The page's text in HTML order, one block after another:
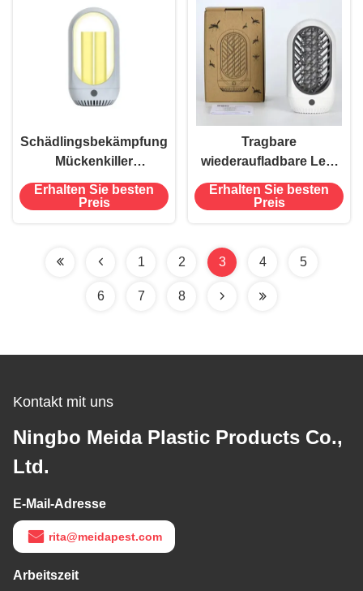
Schädlingsbekämpfung
Mückenkiller
Wiederaufladbarer UV-
Mückenkiller Zapper
Erhalten Sie besten
Preis
Tragbare
wiederaufladbare Led-
Lampen für die
Bekämpfung von
Erhalten Sie besten
Preis
1 2 3 4 5
6 7 8
Kontakt mit uns
Ningbo Meida Plastic Products Co.,
Ltd.
E-Mail-Adresse
rita@meidapest.com
Arbeitszeit